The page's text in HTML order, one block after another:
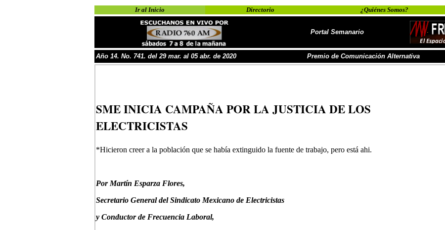
Ir al Inicio Directorio ¿Quiénes Somos?
Portal Semanario
Año 14. No. 741. del 29 mar. al 05 abr. de 2020 Premio de Comunicación Alternativa
SME INICIA CAMPAÑA POR LA JUSTICIA DE LOS
ELECTRICISTAS
*Hicieron creer a la población que se había extinguido la fuente de trabajo, pero está ahi.
Por Martín Esparza Flores,
Secretario General del Sindicato Mexicano de Electricistas
y Conductor de Frecuencia Laboral,